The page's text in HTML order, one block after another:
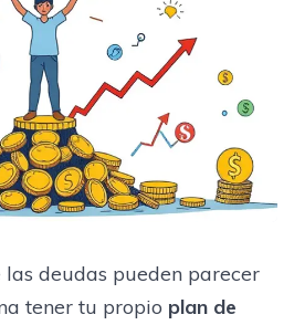
las deudas pueden parecer
tener tu propio plan de